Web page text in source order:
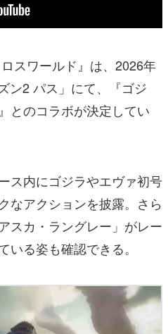
スワールド』は、2026年
ン2 パス」にて、『ゴジ
とのコラボが決定してい
ス内にゴジラやエヴァ初号
なアクションを披露。さら
スカ・ラングレー」がレー
る姿も確認できる。